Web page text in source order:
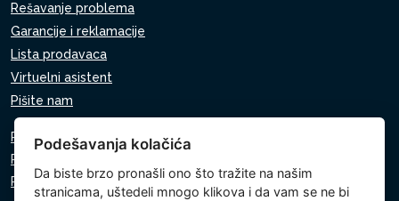
Rešavanje problema
Garancije i reklamacije
Lista prodavaca
Virtuelni asistent
Pišite nam
Pravila o zaštiti ličnih podataka
Pravila o korišćenju kolačića
Podešavanja kolačića
Podešavanja kolačića
Da biste brzo pronašli ono što tražite na našim
stranicama, uštedeli mnogo klikova i da vam se ne bi